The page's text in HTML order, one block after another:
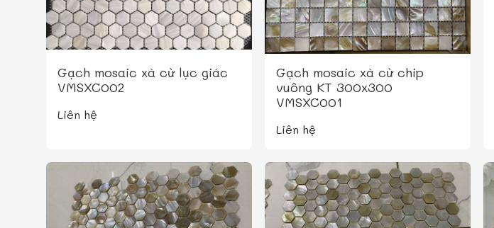
Gạch mosaic xà cừ lục giác
VMSXC002
Liên hệ
Gạch mosaic xà cừ chip
vuông KT 300x300
VMSXC001
Liên hệ